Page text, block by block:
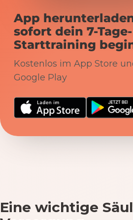
App
sofort dein 7-Tage-
Starttraining
Kostenlos im App Store
Google Play
Eine wichtige